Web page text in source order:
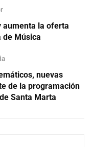
aumenta la oferta
de Música
nuevas
de la programación
Santa Marta